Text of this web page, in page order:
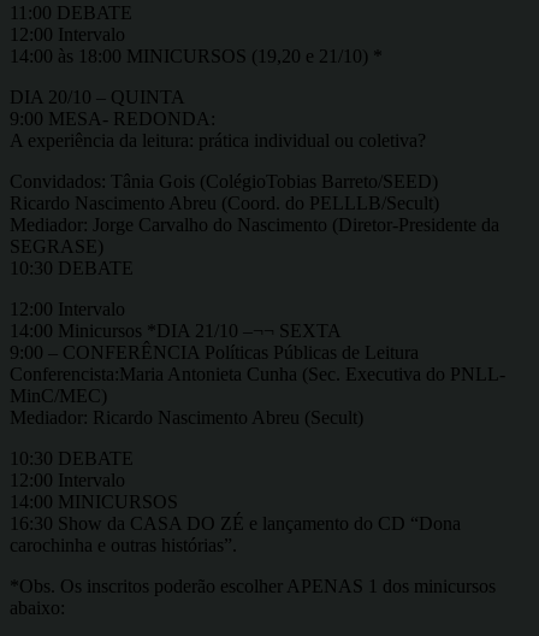
11:00 DEBATE
12:00 Intervalo
14:00 às 18:00 MINICURSOS (19,20 e 21/10) *
DIA 20/10 – QUINTA
9:00 MESA- REDONDA:
A experiência da leitura: prática individual ou coletiva?
Convidados: Tânia Gois (ColégioTobias Barreto/SEED)
Ricardo Nascimento Abreu (Coord. do PELLLB/Secult)
Mediador: Jorge Carvalho do Nascimento (Diretor-Presidente da
SEGRASE)
10:30 DEBATE
12:00 Intervalo
14:00 Minicursos *DIA 21/10 –¬¬ SEXTA
9:00 – CONFERÊNCIA Políticas Públicas de Leitura
Conferencista:Maria Antonieta Cunha (Sec. Executiva do PNLL-
MinC/MEC)
Mediador: Ricardo Nascimento Abreu (Secult)
10:30 DEBATE
12:00 Intervalo
14:00 MINICURSOS
16:30 Show da CASA DO ZÉ e lançamento do CD “Dona
carochinha e outras histórias”.
*Obs. Os inscritos poderão escolher APENAS 1 dos minicursos
abaixo: